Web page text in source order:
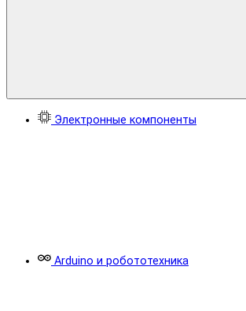
Электронные компоненты
Arduino и робототехника